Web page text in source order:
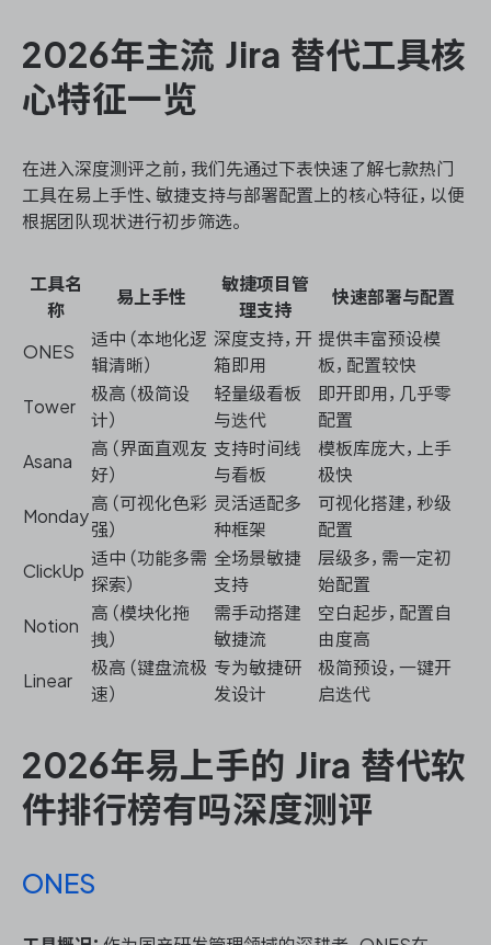
2026年主流 Jira 替代工具核
心特征一览
在进入深度测评之前，我们先通过下表快速了解七款热门
工具在易上手性、敏捷支持与部署配置上的核心特征，以便
根据团队现状进行初步筛选。
工具名
称
易上手性
敏捷项目管
理支持
快速部署与配置
ONES
适中（本地化逻
辑清晰）
深度支持，开
箱即用
提供丰富预设模
板，配置较快
Tower
极高（极简设
计）
轻量级看板
与迭代
即开即用，几乎零
配置
Asana
高（界面直观友
好）
支持时间线
与看板
模板库庞大，上手
极快
Monday
高（可视化色彩
强）
灵活适配多
种框架
可视化搭建，秒级
配置
ClickUp
适中（功能多需
探索）
全场景敏捷
支持
层级多，需一定初
始配置
Notion
高（模块化拖
拽）
需手动搭建
敏捷流
空白起步，配置自
由度高
Linear
极高（键盘流极
速）
专为敏捷研
发设计
极简预设，一键开
启迭代
2026年易上手的 Jira 替代软
件排行榜有吗深度测评
ONES